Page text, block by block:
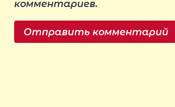
комментариев.